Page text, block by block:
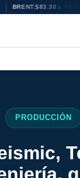
BRENT:$83.30▲ +0.81
PRODUCCIÓN